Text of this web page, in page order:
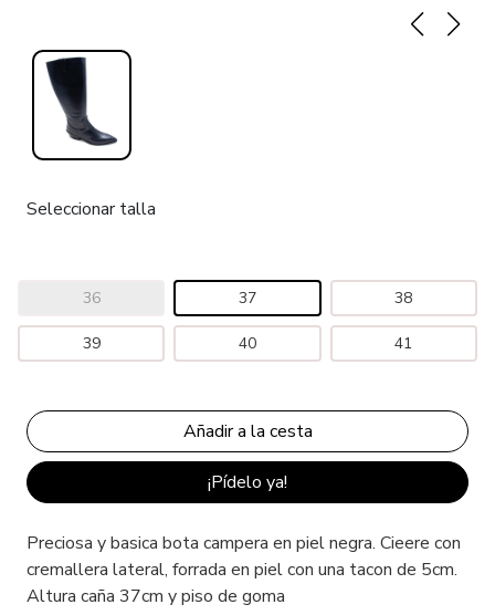
Seleccionar talla
36 37 38
39 40 41
¡Pídelo ya!
Preciosa y basica bota campera en piel negra. Cieere con
cremallera lateral, forrada en piel con una tacon de 5cm.
Altura caña 37cm y piso de goma